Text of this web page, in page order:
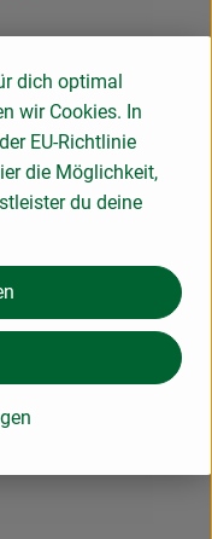
dich optimal
wir Cookies. In
EU-Richtlinie
die Möglichkeit,
du deine